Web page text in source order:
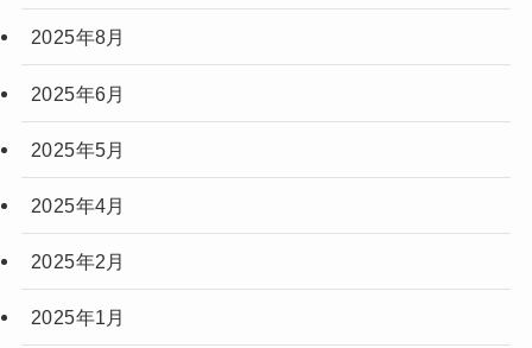
2025年8月
2025年6月
2025年5月
2025年4月
2025年2月
2025年1月